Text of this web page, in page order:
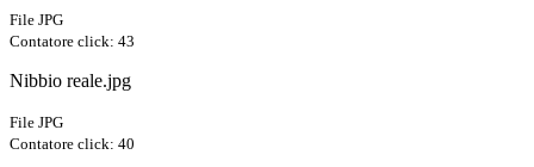
File JPG
Contatore click: 43
Nibbio reale.jpg
File JPG
Contatore click: 40